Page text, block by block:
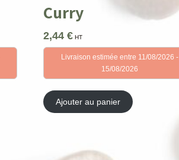
Curry
2,44€ HT
Livraison estimée entre 11/08/2026 -
15/08/2026
Ajouter au panier